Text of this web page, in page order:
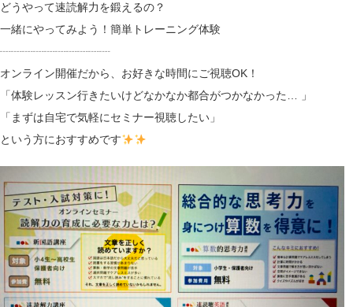
どうやって速読解力を鍛えるの？
一緒にやってみよう！簡単トレーニング体験
┈┈┈┈┈┈┈┈┈┈
オンライン開催だから、お好きな時間にご視聴OK！
「体験レッスン行きたいけどなかなか都合がつかなかった… 」
「まずは自宅で気軽にセミナー視聴したい」
という方におすすめです